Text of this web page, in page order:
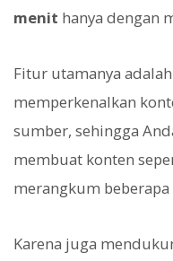
menit hanya dengan
Fitur utamanya
memperkenalkan
sumber, sehingga
membuat konten
merangkum
Karena juga